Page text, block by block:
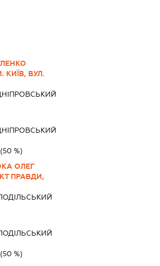
КИЇВ, ВУЛ.
(50 %)
ОЛЕГ
ПРАВДИ,
(50 %)